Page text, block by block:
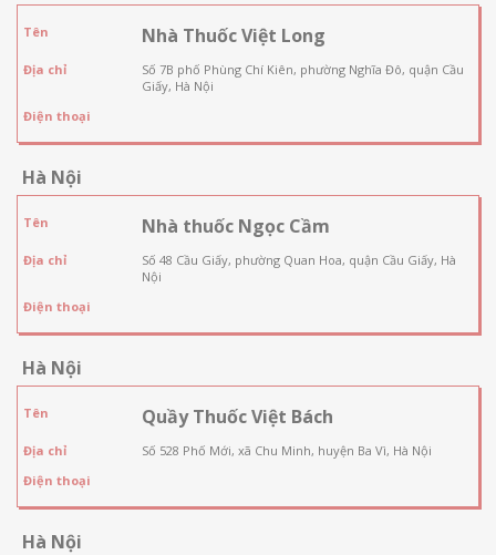
Tên Nhà Thuốc Việt Long
Địa chỉ
Số 7B phố Phùng Chí Kiên, phường Nghĩa Đô, quận Cầu
Giấy, Hà Nội
Điện thoại
Hà Nội
Tên Nhà thuốc Ngọc Cầm
Địa chỉ
Số 48 Cầu Giấy, phường Quan Hoa, quận Cầu Giấy, Hà
Nội
Điện thoại
Hà Nội
Tên Quầy Thuốc Việt Bách
Địa chỉ
Số 528 Phố Mới, xã Chu Minh, huyện Ba Vì, Hà Nội
Điện thoại
Hà Nội